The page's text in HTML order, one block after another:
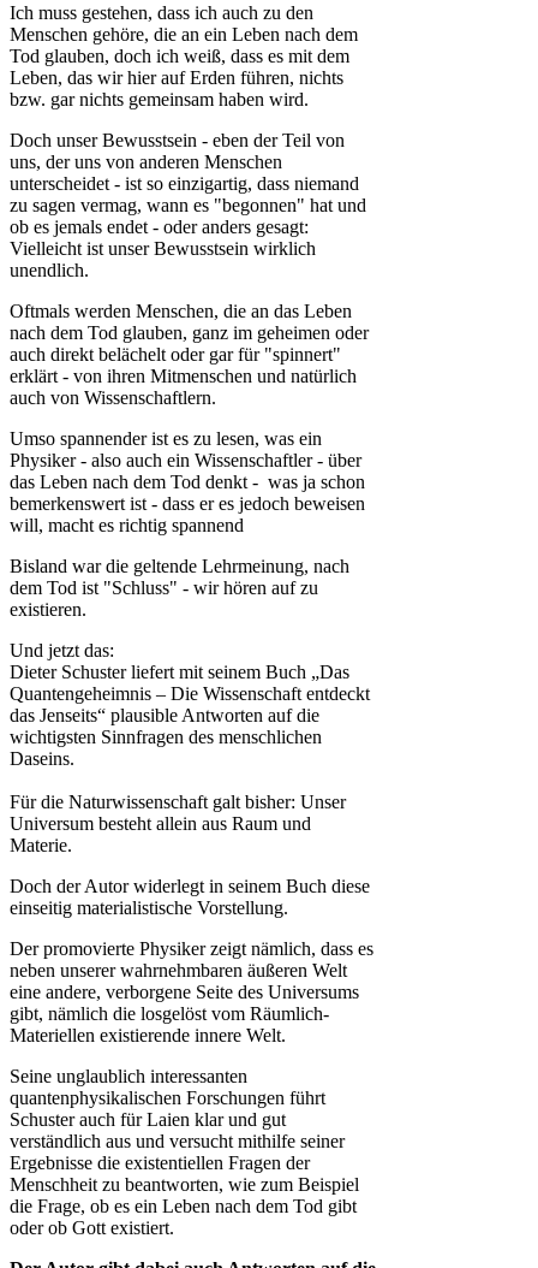
Ich muss gestehen, dass ich auch zu den
Menschen gehöre, die an ein Leben nach dem
Tod glauben, doch ich weiß, dass es mit dem
Leben, das wir hier auf Erden führen, nichts
bzw. gar nichts gemeinsam haben wird.
Doch unser Bewusstsein - eben der Teil von
uns, der uns von anderen Menschen
unterscheidet - ist so einzigartig, dass niemand
zu sagen vermag, wann es "begonnen" hat und
ob es jemals endet - oder anders gesagt:
Vielleicht ist unser Bewusstsein wirklich
unendlich.
Oftmals werden Menschen, die an das Leben
nach dem Tod glauben, ganz im geheimen oder
auch direkt belächelt oder gar für "spinnert"
erklärt - von ihren Mitmenschen und natürlich
auch von Wissenschaftlern.
Umso spannender ist es zu lesen, was ein
Physiker - also auch ein Wissenschaftler - über
das Leben nach dem Tod denkt - was ja schon
bemerkenswert ist - dass er es jedoch beweisen
will, macht es richtig spannend
Bisland war die geltende Lehrmeinung, nach
dem Tod ist "Schluss" - wir hören auf zu
existieren.
Und jetzt das:
Dieter Schuster liefert mit seinem Buch „Das
Quantengeheimnis – Die Wissenschaft entdeckt
das Jenseits“ plausible Antworten auf die
wichtigsten Sinnfragen des menschlichen
Daseins.
Für die Naturwissenschaft galt bisher: Unser
Universum besteht allein aus Raum und
Materie.
Doch der Autor widerlegt in seinem Buch diese
einseitig materialistische Vorstellung.
Der promovierte Physiker zeigt nämlich, dass es
neben unserer wahrnehmbaren äußeren Welt
eine andere, verborgene Seite des Universums
gibt, nämlich die losgelöst vom Räumlich-
Materiellen existierende innere Welt.
Seine unglaublich interessanten
quantenphysikalischen Forschungen führt
Schuster auch für Laien klar und gut
verständlich aus und versucht mithilfe seiner
Ergebnisse die existentiellen Fragen der
Menschheit zu beantworten, wie zum Beispiel
die Frage, ob es ein Leben nach dem Tod gibt
oder ob Gott existiert.